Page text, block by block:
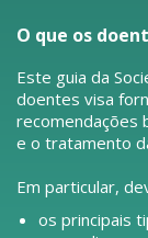
O que os
Este guia da
doentes visa
recomendações
e o tratamento
Em particular,
os principais